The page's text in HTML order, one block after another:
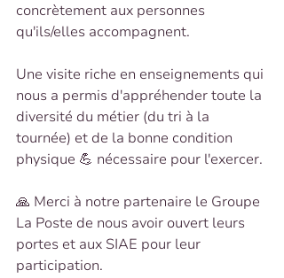
concrètement aux personnes
qu'ils/elles accompagnent.
Une visite riche en enseignements qui
nous a permis d'appréhender toute la
diversité du métier (du tri à la
tournée) et de la bonne condition
physique 💪 nécessaire pour l'exercer.
🙏 Merci à notre partenaire le Groupe
La Poste de nous avoir ouvert leurs
portes et aux SIAE pour leur
participation.